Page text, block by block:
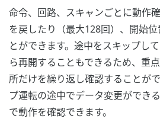
命令、回路、スキャンごとに動作
を戻したり（最大128回）、開始
とができます。途中をスキップし
ら再開することもできるため、重
所だけを繰り返し確認することが
プ運転の途中でデータ変更ができ
で動作を確認できます。